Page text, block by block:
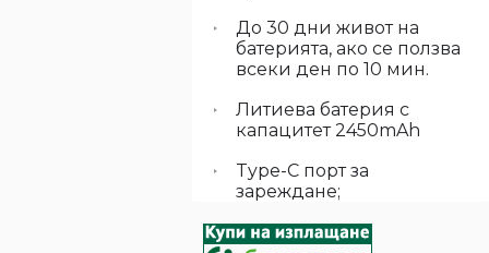
До 30 дни живот на
батерията, ако се ползва
всеки ден по 10 мин.
Литиева батерия с
капацитет 2450mAh
Type-C порт за
зареждане;